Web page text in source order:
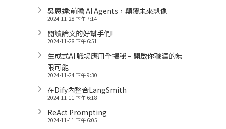
吳恩達:前瞻 AI Agents，顛覆未來想像
2024-11-28 下午 7:14
閱讀論文的好幫手們!
2024-11-28 下午 6:51
生成式AI 職場應用全揭秘 – 開啟你職涯的無
限可能
2024-11-24 下午 9:30
在Dify內整合LangSmith
2024-11-11 下午 6:18
ReAct Prompting
2024-11-11 下午 6:05